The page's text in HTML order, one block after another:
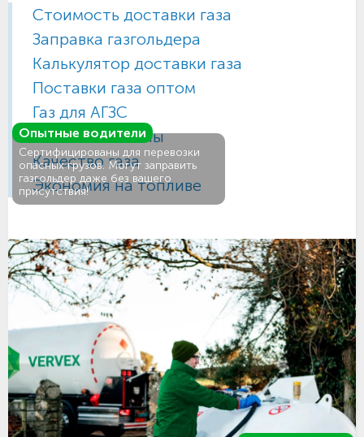
Стоимость доставки газа
Заправка газгольдера
Калькулятор доставки газа
Поставки газа оптом
Газ для АГЗС
Газовые баллоны
Качество газа
Экономия на топливе
Опытные водители
Сертифицированы для перевозки
опасных грузов. Могут заправить
газгольдер даже без вашего
присутствия!